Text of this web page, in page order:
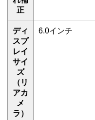
正
ディ
スプ
レイ
サイ
ズ
（リ
アカ
メ
ラ）
6.0インチ